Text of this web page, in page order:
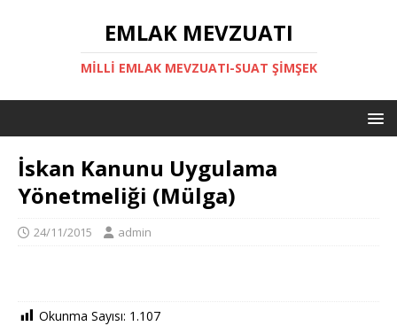
EMLAK MEVZUATI
MILLI EMLAK MEVZUATI-SUAT ŞİMŞEK
İskan Kanunu Uygulama
Yönetmeliği (Mülga)
24/11/2015 admin
Okunma Sayısı: 1.107